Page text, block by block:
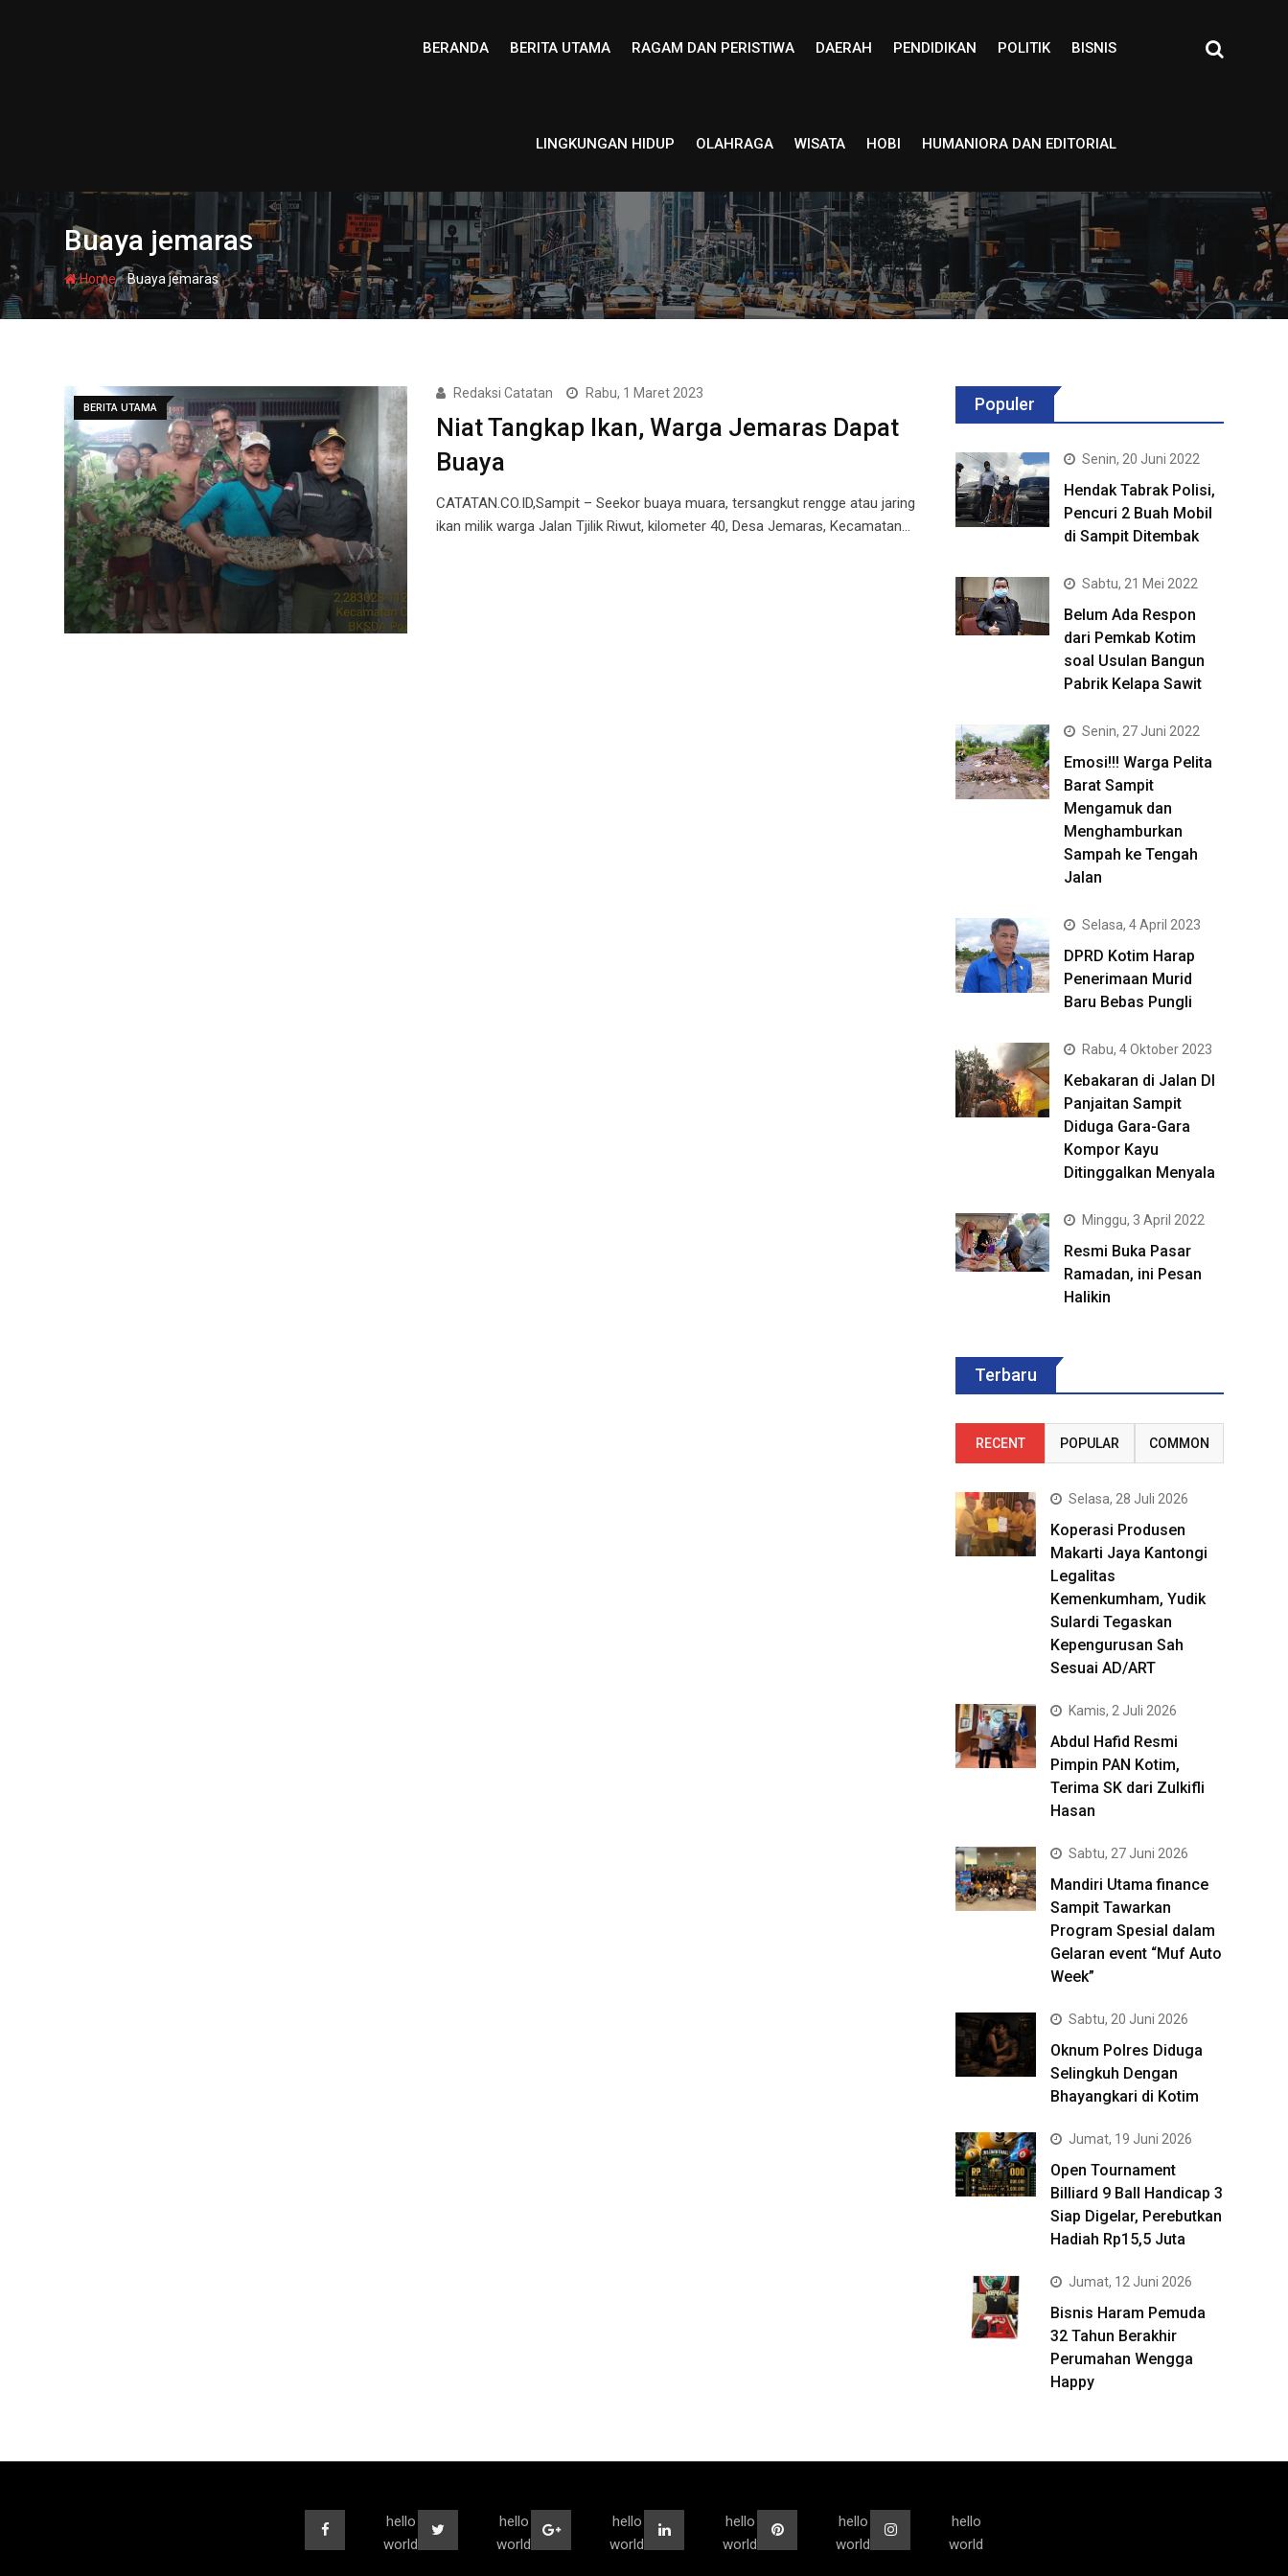
BERANDA BERITA UTAMA RAGAM DAN PERISTIWA DAERAH PENDIDIKAN POLITIK BISNIS
LINGKUNGAN HIDUP OLAHRAGA WISATA HOBI HUMANIORA DAN EDITORIAL
Buaya jemaras
Home-Buaya jemaras
BERITA UTAMA
Redaksi Catatan Rabu, 1 Maret 2023
Niat Tangkap Ikan, Warga Jemaras Dapat
Buaya
CATATAN.CO.ID,Sampit – Seekor buaya muara, tersangkut rengge atau jaring
ikan milik warga Jalan Tjilik Riwut, kilometer 40, Desa Jemaras, Kecamatan…
Populer
Senin, 20 Juni 2022
Hendak Tabrak Polisi,
Pencuri 2 Buah Mobil
di Sampit Ditembak
Sabtu, 21 Mei 2022
Belum Ada Respon
dari Pemkab Kotim
soal Usulan Bangun
Pabrik Kelapa Sawit
Senin, 27 Juni 2022
Emosi!!! Warga Pelita
Barat Sampit
Mengamuk dan
Menghamburkan
Sampah ke Tengah
Jalan
Selasa, 4 April 2023
DPRD Kotim Harap
Penerimaan Murid
Baru Bebas Pungli
Rabu, 4 Oktober 2023
Kebakaran di Jalan DI
Panjaitan Sampit
Diduga Gara-Gara
Kompor Kayu
Ditinggalkan Menyala
Minggu, 3 April 2022
Resmi Buka Pasar
Ramadan, ini Pesan
Halikin
Terbaru
RECENT POPULAR COMMON
Selasa, 28 Juli 2026
Koperasi Produsen
Makarti Jaya Kantongi
Legalitas
Kemenkumham, Yudik
Sulardi Tegaskan
Kepengurusan Sah
Sesuai AD/ART
Kamis, 2 Juli 2026
Abdul Hafid Resmi
Pimpin PAN Kotim,
Terima SK dari Zulkifli
Hasan
Sabtu, 27 Juni 2026
Mandiri Utama finance
Sampit Tawarkan
Program Spesial dalam
Gelaran event “Muf Auto
Week”
Sabtu, 20 Juni 2026
Oknum Polres Diduga
Selingkuh Dengan
Bhayangkari di Kotim
Jumat, 19 Juni 2026
Open Tournament
Billiard 9 Ball Handicap 3
Siap Digelar, Perebutkan
Hadiah Rp15,5 Juta
Jumat, 12 Juni 2026
Bisnis Haram Pemuda
32 Tahun Berakhir
Perumahan Wengga
Happy
hello
world
hello
world
hello
world
hello
world
hello
world
hello
world